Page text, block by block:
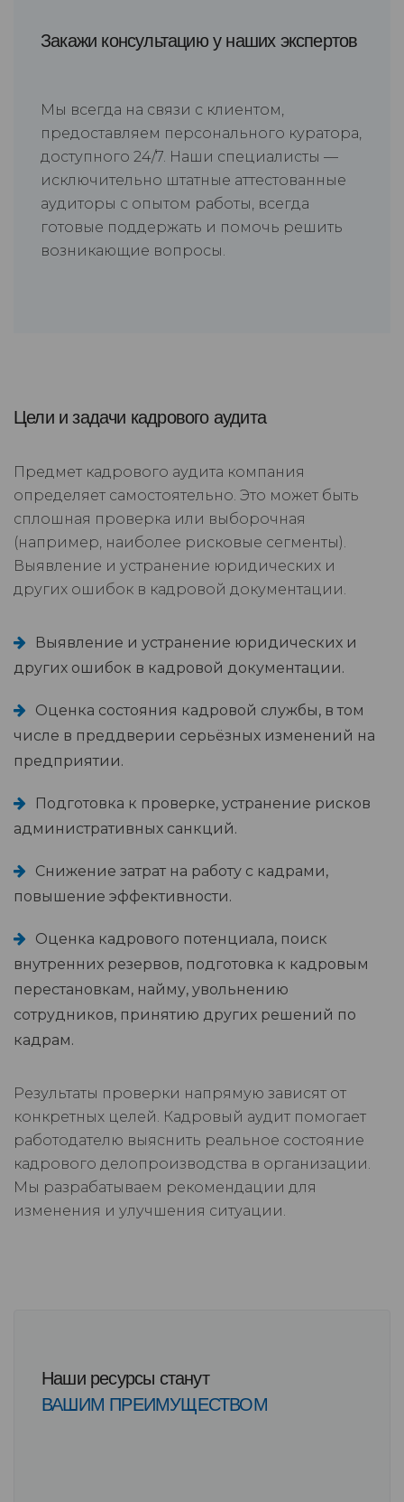
Закажи консультацию у наших экспертов
Мы всегда на связи с клиентом,
предоставляем персонального куратора,
доступного 24/7. Наши специалисты —
исключительно штатные аттестованные
аудиторы с опытом работы, всегда
готовые поддержать и помочь решить
возникающие вопросы.
Цели и задачи кадрового аудита
Предмет кадрового аудита компания
определяет самостоятельно. Это может быть
сплошная проверка или выборочная
(например, наиболее рисковые сегменты).
Выявление и устранение юридических и
других ошибок в кадровой документации.
Выявление и устранение юридических и
других ошибок в кадровой документации.
Оценка состояния кадровой службы, в том
числе в преддверии серьёзных изменений на
предприятии.
Подготовка к проверке, устранение рисков
административных санкций.
Снижение затрат на работу с кадрами,
повышение эффективности.
Оценка кадрового потенциала, поиск
внутренних резервов, подготовка к кадровым
перестановкам, найму, увольнению
сотрудников, принятию других решений по
кадрам.
Результаты проверки напрямую зависят от
конкретных целей. Кадровый аудит помогает
работодателю выяснить реальное состояние
кадрового делопроизводства в организации.
Мы разрабатываем рекомендации для
изменения и улучшения ситуации.
Наши ресурсы станут
ВАШИМ ПРЕИМУЩЕСТВОМ